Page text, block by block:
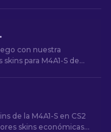
[2026]
con nuestra
para M4A1-S de
de la M4A1-S en CS2
skins económicas